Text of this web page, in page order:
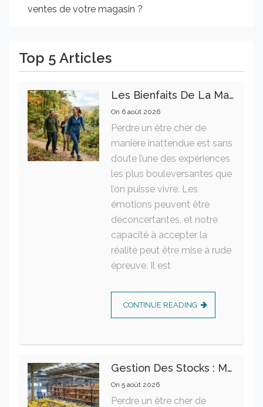
ventes de votre magasin ?
Top 5 Articles
Les Bienfaits De La Marche Sur La Santé Physique Et Mentale
On 6 août 2026
Perdre un être cher de
manière inattendue est sans
doute l’une des expériences
les plus bouleversantes que
l’on puisse vivre. Les
émotions peuvent être
déconcertantes, et notre
capacité à accepter la
réalité peut être mise à rude
épreuve. Il est
CONTINUE READING
Gestion Des Stocks : Meilleures Pratiques Intralogistiques
On 5 août 2026
Perdre un être cher de